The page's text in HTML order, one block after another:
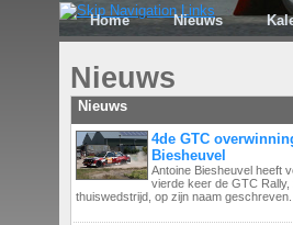
Home Nieuws
Nieuws
Nieuws
4de GTC
Biesheuvel
Antoine Biesheuvel heeft
vierde keer de GTC Rally,
thuiswedstrijd, op zijn naam geschreven.